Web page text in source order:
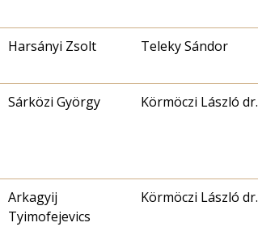
Harsányi Zsolt Teleky Sándor
Sárközi György Körmöczi László dr.
Arkagyij
Tyimofejevics
Körmöczi László dr.